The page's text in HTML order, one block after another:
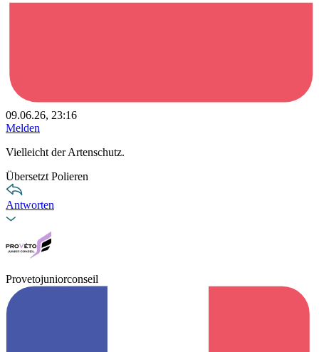
09.06.26, 23:16
Melden
Vielleicht der Artenschutz.
Übersetzt Polieren
Antworten
Provetojuniorconseil